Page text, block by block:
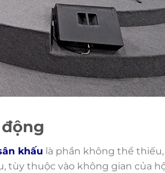
khấu là phần không thể
tùy thuộc vào không gian của